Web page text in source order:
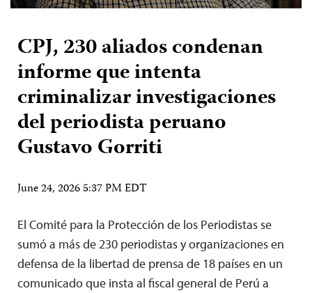
CPJ, 230 aliados condenan
informe que intenta
criminalizar investigaciones
del periodista peruano
Gustavo Gorriti
June 24, 2026 5:37 PM EDT
El Comité para la Protección de los Periodistas se
sumó a más de 230 periodistas y organizaciones en
defensa de la libertad de prensa de 18 países en un
comunicado que insta al fiscal general de Perú a